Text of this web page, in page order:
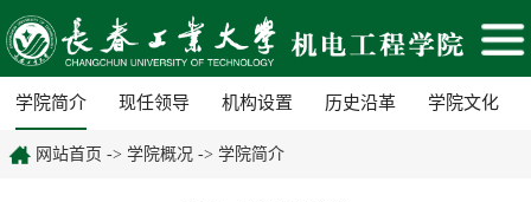
学院简介 现任领导 机构设置 历史沿革 学院文化
网站首页 -> 学院概况 -> 学院简介